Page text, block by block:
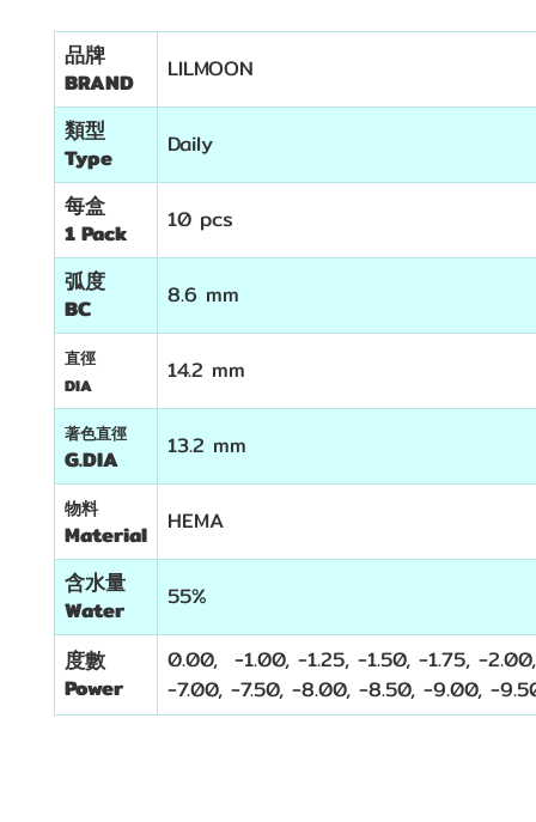
品牌
BRAND
LILMOON
類型
Type
Daily
每盒
1 Pack
10 pcs
弧度
BC
8.6 mm
直徑
DIA
14.2 mm
著色直徑
G.DIA 13.2 mm
物料
Material
HEMA
含水量
Water
55%
度數
Power
0.00, -1.00, -1.25, -1.50, -1.75, -
-7.00, -7.50, -8.00, -8.50, -9.00, -